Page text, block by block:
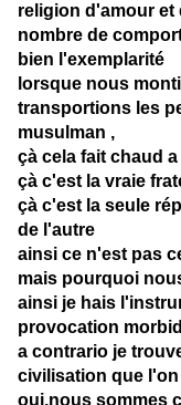
religion d'amour et
nombre de
bien l'exemplarité
lorsque nous
transportions les
musulman ,
çà cela fait chaud
çà c'est la vraie
çà c'est la seule
de l'autre
ainsi ce n'est pas
mais pourquoi
ainsi je hais
provocation
a contrario je
civilisation que
oui,nous sommes